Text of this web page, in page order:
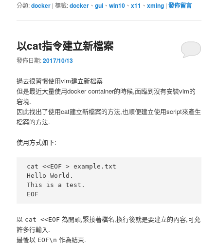
分類:docker |標籤:docker 、gui 、win10 、x11 、xming |發佈留言
以cat指令建立新檔案
發佈日期:2017/10/13
過去很習慣使用vim建立新檔案
但是最近大量使用docker container的時候,面臨到沒有安裝vim的
窘境.
因此找出了使用cat建立新檔案的方法,也順便建立使用script來產生
檔案的方法.
使用方式如下:
cat <<EOF > example.txt
Hello World.
This is a test.
EOF
以 cat <<EOF 為開頭,緊接著檔名,換行後就是要建立的內容,可允
許多行輸入.
最後以 EOF\n 作為結束.